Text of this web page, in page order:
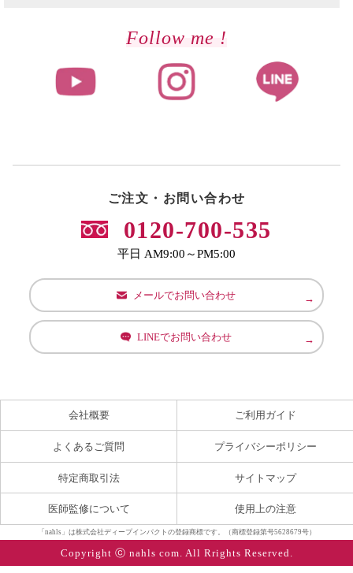
Follow me !
ご注文・お問い合わせ
0120-700-535
平日 AM9:00～PM5:00
メールでお問い合わせ
LINEでお問い合わせ
会社概要 ご利用ガイド
よくあるご質問 プライバシーポリシー
特定商取引法 サイトマップ
医師監修について 使用上の注意
「nahls」は株式会社ディープインパクトの登録商標です。（商標登録第号5628679号）
Copyright ⓒ nahls com. All Rrights Reserved.